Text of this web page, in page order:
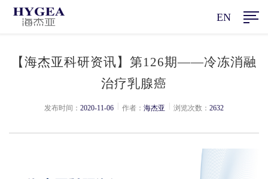
EN
【海杰亚科研资讯】第126期——冷冻消融
治疗乳腺癌
发布时间： 2020-11-06 作者： 海杰亚 浏览次数： 2632